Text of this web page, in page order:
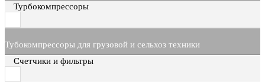
Турбокомпрессоры
Тубокомпрессоры для грузовой и сельхоз техники
Счетчики и фильтры